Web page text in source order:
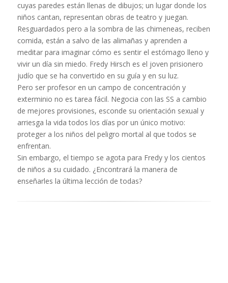
cuyas paredes están llenas de dibujos; un lugar donde los
niños cantan, representan obras de teatro y juegan.
Resguardados pero a la sombra de las chimeneas, reciben
comida, están a salvo de las alimañas y aprenden a
meditar para imaginar cómo es sentir el estómago lleno y
vivir un día sin miedo. Fredy Hirsch es el joven prisionero
judío que se ha convertido en su guía y en su luz.
Pero ser profesor en un campo de concentración y
exterminio no es tarea fácil. Negocia con las SS a cambio
de mejores provisiones, esconde su orientación sexual y
arriesga la vida todos los días por un único motivo:
proteger a los niños del peligro mortal al que todos se
enfrentan.
Sin embargo, el tiempo se agota para Fredy y los cientos
de niños a su cuidado. ¿Encontrará la manera de
enseñarles la última lección de todas?